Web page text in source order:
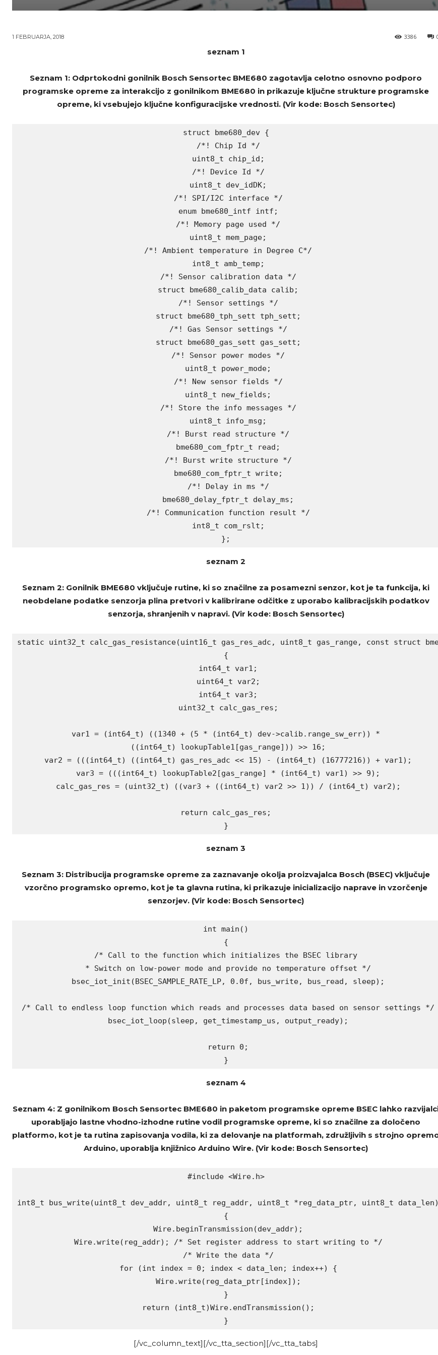
1 FEBRUARJA, 2018 3386
seznam 1
Seznam 1: Odprtokodni gonilnik Bosch Sensortec BME680 zagotavlja celotno osnovno podporo
programske opreme za interakcijo z gonilnikom BME680 in prikazuje ključne strukture programske
opreme, ki vsebujejo ključne konfiguracijske vrednosti. (Vir kode: Bosch Sensortec)
struct bme680_dev {
/*! Chip Id */
uint8_t chip_id;
/*! Device Id */
uint8_t dev_idDK;
/*! SPI/I2C interface */
enum bme680_intf intf;
/*! Memory page used */
uint8_t mem_page;
/*! Ambient temperature in Degree C*/
int8_t amb_temp;
/*! Sensor calibration data */
struct bme680_calib_data calib;
/*! Sensor settings */
struct bme680_tph_sett tph_sett;
/*! Gas Sensor settings */
struct bme680_gas_sett gas_sett;
/*! Sensor power modes */
uint8_t power_mode;
/*! New sensor fields */
uint8_t new_fields;
/*! Store the info messages */
uint8_t info_msg;
/*! Burst read structure */
bme680_com_fptr_t read;
/*! Burst write structure */
bme680_com_fptr_t write;
/*! Delay in ms */
bme680_delay_fptr_t delay_ms;
/*! Communication function result */
int8_t com_rslt;
};
seznam 2
Seznam 2: Gonilnik BME680 vključuje rutine, ki so značilne za posamezni senzor, kot je ta funkcija, ki
neobdelane podatke senzorja plina pretvori v kalibrirane odčitke z uporabo kalibracijskih podatkov
senzorja, shranjenih v napravi. (Vir kode: Bosch Sensortec)
static uint32_t calc_gas_resistance(uint16_t gas_res_adc, uint8_t gas_range, const struct
{
int64_t var1;
uint64_t var2;
int64_t var3;
uint32_t calc_gas_res;
var1 = (int64_t) ((1340 + (5 * (int64_t) dev->calib.range_sw_err)) *
((int64_t) lookupTable1[gas_range])) >> 16;
var2 = (((int64_t) ((int64_t) gas_res_adc << 15) - (int64_t) (16777216)) + var1);
var3 = (((int64_t) lookupTable2[gas_range] * (int64_t) var1) >> 9);
calc_gas_res = (uint32_t) ((var3 + ((int64_t) var2 >> 1)) / (int64_t) var2);
return calc_gas_res;
}
seznam 3
Seznam 3: Distribucija programske opreme za zaznavanje okolja proizvajalca Bosch (BSEC) vključuje
vzorčno programsko opremo, kot je ta glavna rutina, ki prikazuje inicializacijo naprave in vzorčenje
senzorjev. (Vir kode: Bosch Sensortec)
int main()
{
/* Call to the function which initializes the BSEC library
* Switch on low-power mode and provide no temperature offset */
bsec_iot_init(BSEC_SAMPLE_RATE_LP, 0.0f, bus_write, bus_read, sleep);
/* Call to endless loop function which reads and processes data based on sensor settings */
bsec_iot_loop(sleep, get_timestamp_us, output_ready);
return 0;
}
seznam 4
Seznam 4: Z gonilnikom Bosch Sensortec BME680 in paketom programske opreme BSEC lahko
uporabljajo lastne vhodno-izhodne rutine vodil programske opreme, ki so značilne za določeno
platformo, kot je ta rutina zapisovanja vodila, ki za delovanje na platformah, združljivih s strojno
Arduino, uporablja knjižnico Arduino Wire. (Vir kode: Bosch Sensortec)
#include <Wire.h>
int8_t bus_write(uint8_t dev_addr, uint8_t reg_addr, uint8_t *reg_data_ptr, uint8_t data_len)
{
Wire.beginTransmission(dev_addr);
Wire.write(reg_addr); /* Set register address to start writing to */
/* Write the data */
for (int index = 0; index < data_len; index++) {
Wire.write(reg_data_ptr[index]);
}
return (int8_t)Wire.endTransmission();
}
[/vc_column_text][/vc_tta_section][/vc_tta_tabs]